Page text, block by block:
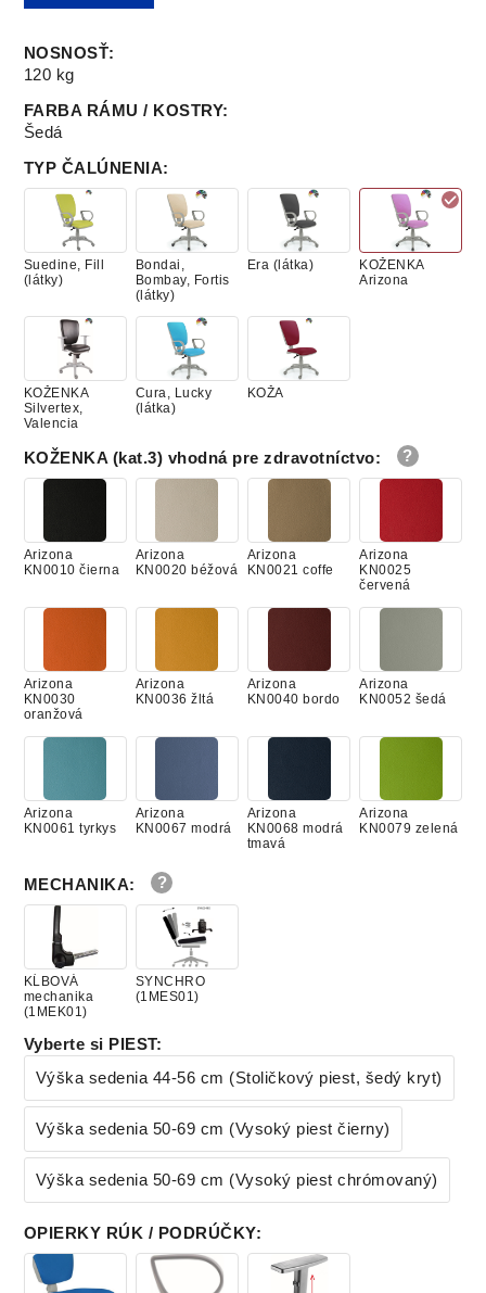
NOSNOSŤ:
120 kg
FARBA RÁMU / KOSTRY:
Šedá
TYP ČALÚNENIA:
Suedine, Fill
(látky)
Bondai,
Bombay, Fortis
(látky)
Era (látka)
KOŽENKA
Arizona
KOŽENKA
Silvertex,
Valencia
Cura, Lucky
(látka)
KOŽA
KOŽENKA (kat.3) vhodná pre zdravotníctvo:
Arizona
KN0010 čierna
Arizona
KN0020 béžová
Arizona
KN0021 coffe
Arizona
KN0025
červená
Arizona
KN0030
oranžová
Arizona
KN0036 žltá
Arizona
KN0040 bordo
Arizona
KN0052 šedá
Arizona
KN0061 tyrkys
Arizona
KN0067 modrá
Arizona
KN0068 modrá
tmavá
Arizona
KN0079 zelená
Arizona
KN0096
maslová
Arizona
KN0080 biela
MECHANIKA:
KĹBOVÁ
mechanika
(1MEK01)
SYNCHRO
(1MES01)
Vyberte si PIEST:
Výška sedenia 44-56 cm (Stoličkový piest, šedý kryt)
Výška sedenia 50-69 cm (Vysoký piest čierny)
Výška sedenia 50-69 cm (Vysoký piest chrómovaný)
OPIERKY RÚK / PODRÚČKY: